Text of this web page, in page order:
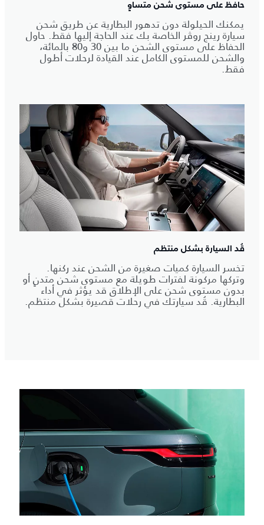
حافظ على مستوى شحن متساوٍ
يمكنك الحيلولة دون تدهور البطارية عن طريق شحن
سيارة رينج روڤر الخاصة بك عند الحاجة إليها فقط. حاول
الحفاظ على مستوى الشحن ما بين 30 و80 بالمائة،
والشحن للمستوى الكامل عند القيادة لرحلات أطول
فقط.
قُد السيارة بشكل منتظم
تخسر السيارة كميات صغيرة من الشحن عند ركنها.
وتركها مركونة لفترات طويلة مع مستوى شحن متدنٍ أو
بدون مستوى شحن على الإطلاق قد يؤثر في أداء
البطارية. قُد سيارتك في رحلات قصيرة بشكل منتظم.